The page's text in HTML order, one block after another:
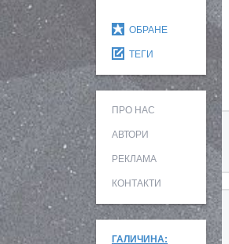
ОБРАНЕ
ТЕГИ
ПРО НАС
АВТОРИ
РЕКЛАМА
КОНТАКТИ
ГАЛИЧИНА: